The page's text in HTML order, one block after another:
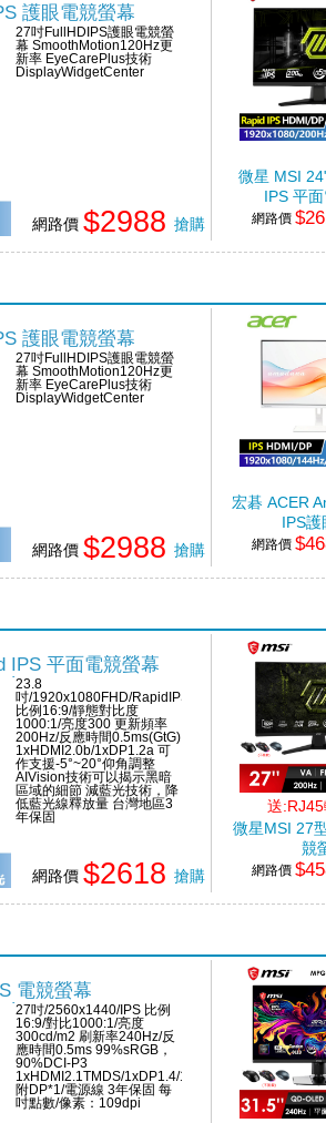
護眼電競螢幕
27吋FullHDIPS護眼電競螢
幕 SmoothMotion120Hz更
新率 EyeCarePlus技術
DisplayWidgetCenter
網路價 $2988 搶購
微星 MSI
IPS 平
(1920x1080/
網路價
護眼電競螢幕
27吋FullHDIPS護眼電競螢
幕 SmoothMotion120Hz更
新率 EyeCarePlus技術
DisplayWidgetCenter
網路價 $2988 搶購
宏碁 ACER
IPS
網路價
IPS 平面電競螢幕
23.8
吋/1920x1080FHD/RapidIPS
比例16:9/靜態對比度
1000:1/亮度300 更新頻率
200Hz/反應時間0.5ms(GtG)
1xHDMI2.0b/1xDP1.2a 可
作支援-5°~20°仰角調整
AIVision技術可以揭示黑暗
區域的細節 減藍光技術，降
低藍光線釋放量 台灣地區3
年保固
網路價 $2618 搶購
送
微星MSI 27
競
(27"/網路價
電競螢幕
27吋/2560x1440/IPS 比例
16:9/對比1000:1/亮度
300cd/m2 刷新率240Hz/反
應時間0.5ms 99%sRGB，
90%DCI-P3
1xHDMI2.1TMDS/1xDP1.4/1xTypeC
附DP*1/電源線 3年保固 每
吋點數/像素：109dpi